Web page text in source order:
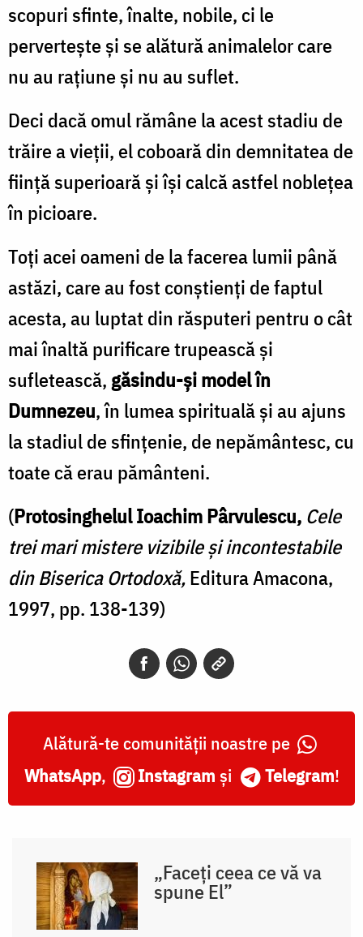
scopuri sfinte, înalte, nobile, ci le
pervertește și se alătură animalelor care
nu au rațiune și nu au suflet.
Deci dacă omul rămâne la acest stadiu de
trăire a vieții, el coboară din demnitatea de
ființă superioară și își calcă astfel noblețea
în picioare.
Toți acei oameni de la facerea lumii până
astăzi, care au fost conștienți de faptul
acesta, au luptat din răsputeri pentru o cât
mai înaltă purificare trupească și
sufletească, găsindu-și model în
Dumnezeu, în lumea spirituală și au ajuns
la stadiul de sfințenie, de nepământesc, cu
toate că erau pământeni.
(Protosinghelul Ioachim Pârvulescu, Cele
trei mari mistere vizibile și incontestabile
din Biserica Ortodoxă,Editura Amacona,
1997, pp. 138-139)
Alătură-te comunității noastre pe
WhatsApp, Instagram și Telegram!
„Faceți ceea ce vă va
spune El”